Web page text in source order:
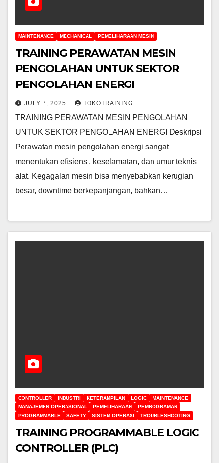
MAINTENANCE MECHANICAL PEMELIHARAAN MESIN
TRAINING PERAWATAN MESIN
PENGOLAHAN UNTUK SEKTOR
PENGOLAHAN ENERGI
JULY 7, 2025 TOKOTRAINING
TRAINING PERAWATAN MESIN PENGOLAHAN
UNTUK SEKTOR PENGOLAHAN ENERGI Deskripsi
Perawatan mesin pengolahan energi sangat
menentukan efisiensi, keselamatan, dan umur teknis
alat. Kegagalan mesin bisa menyebabkan kerugian
besar, downtime berkepanjangan, bahkan…
CONTROLLER INDUSTRI KETERAMPILAN LOGIC
MAINTENANCE
MANAJEMEN OPERASIONAL
PEMELIHARAAN
PEMROGRAMAN
PROGRAMMABLE
SAFETY SISTEM OPERASI TROUBLESHOOTING
TRAINING PROGRAMMABLE LOGIC
CONTROLLER (PLC)